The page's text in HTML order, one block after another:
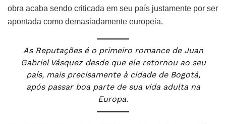
obra acaba sendo criticada em seu país justamente por ser
apontada como demasiadamente europeia.
As Reputações é o primeiro romance de Juan
Gabriel Vásquez desde que ele retornou ao seu
país, mais precisamente à cidade de Bogotá,
após passar boa parte de sua vida adulta na
Europa.